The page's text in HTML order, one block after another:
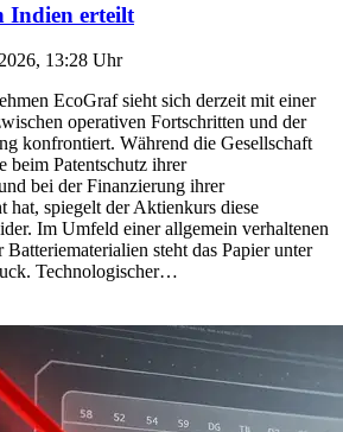
Indien erteilt
13:28 Uhr
EcoGraf sieht sich derzeit mit einer
operativen Fortschritten und der
konfrontiert. Während die Gesellschaft
beim Patentschutz ihrer
bei der Finanzierung ihrer
hat, spiegelt der Aktienkurs diese
Im Umfeld einer allgemein verhaltenen
steht das Papier unter
Technologischer…